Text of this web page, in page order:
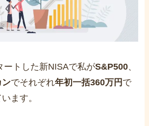
ートした新NISAで私がS&P500、
ンでそれぞれ年初一括360万円 で
ます。